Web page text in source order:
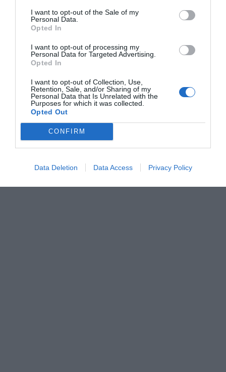
I want to opt-out of the Sale of my
Personal Data.
Opted In
I want to opt-out of processing my
Personal Data for Targeted Advertising.
Opted In
I want to opt-out of Collection, Use,
Retention, Sale, and/or Sharing of my
Personal Data that Is Unrelated with the
Purposes for which it was collected.
Opted Out
CONFIRM
Data Deletion Data Access Privacy Policy
este sistema i, a més enguany, la Diputació de València
ens ha atorgat 52.207,55 € del seu Pla Obert
d’Inversions, amb els quals el millorarem i
incrementarem el número de càmeres de les actuals
38, a un total de 54.